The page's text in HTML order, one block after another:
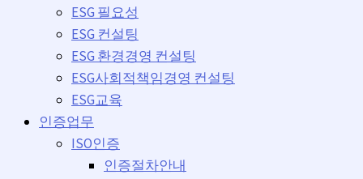
ESG 필요성
ESG 컨설팅
ESG 환경경영 컨설팅
ESG사회적책임경영 컨설팅
ESG교육
인증업무
ISO인증
인증절차안내